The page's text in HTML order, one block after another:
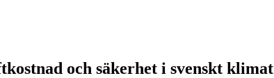
och säkerhet i svenskt klimat